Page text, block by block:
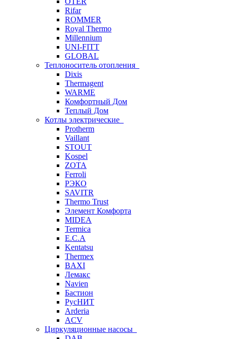
Rifar
ROMMER
Royal Thermo
Millennium
UNI-FITT
GLOBAL
Теплоноситель отопления
Dixis
Thermagent
WARME
Комфортный Дом
Теплый Дом
Котлы электрические
Protherm
Vaillant
STOUT
Kospel
ZOTA
Ferroli
РЭКО
SAVITR
Thermo Trust
Элемент Комфорта
MIDEA
Termica
E.C.A
Kentatsu
Thermex
BAXI
Лемакс
Navien
Бастион
РусНИТ
Arderia
ACV
Циркуляционные насосы